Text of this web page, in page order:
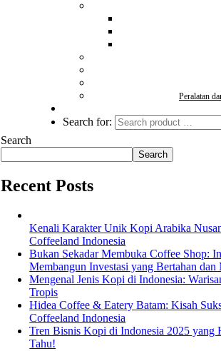
Peralatan
Search for:
Search
Search
Recent Posts
Kenali Karakter Unik Kopi Arabika
Coffeeland Indonesia
Bukan Sekadar Membuka Coffee Shop:
Membangun Investasi yang Bertahan
Mengenal Jenis Kopi di Indonesia:
Tropis
Hidea Coffee & Eatery Batam: Kisah
Coffeeland Indonesia
Tren Bisnis Kopi di Indonesia 2025 yang
Tahu!